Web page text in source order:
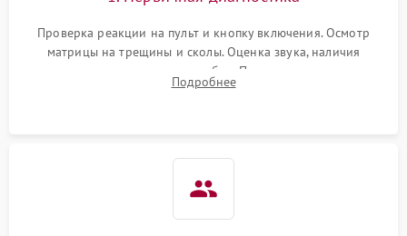
Проверка реакции на пульт и кнопку включения. Осмотр
матрицы на трещины и сколы. Оценка звука, наличия
подсветки и индикаторов ошибок. Подключение тестовых
источников сигнала для выявления симптомов поломки.
Подробнее